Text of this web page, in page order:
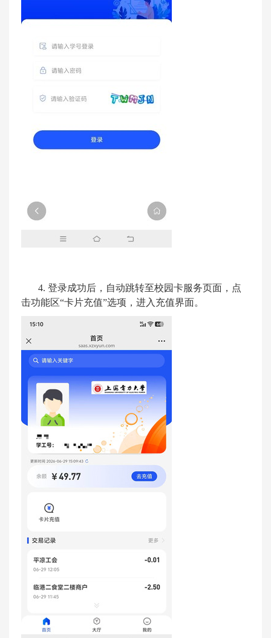
4. 登录成功后，自动跳转至校园卡服务页面，点
击功能区“卡片充值”选项，进入充值界面。